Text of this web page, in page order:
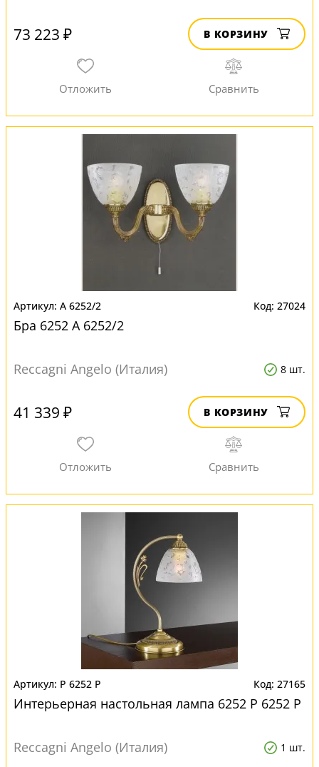
73 223 ₽ В КОРЗИНУ
A 6252/2 27024
Бра 6252 A 6252/2
Reccagni Angelo (Италия) 8 шт.
41 339 ₽ В КОРЗИНУ
P 6252 P 27165
Интерьерная настольная лампа 6252 P 6252 P
Reccagni Angelo (Италия) 1 шт.